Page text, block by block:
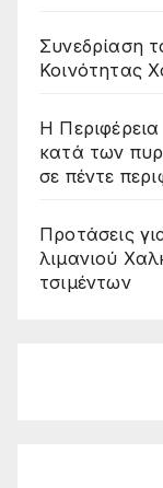
Συνεδρίαση
Κοινότητας
Η
κατά των
σε πέντε
Προτάσεις
λιμανιού
τσιμέντων